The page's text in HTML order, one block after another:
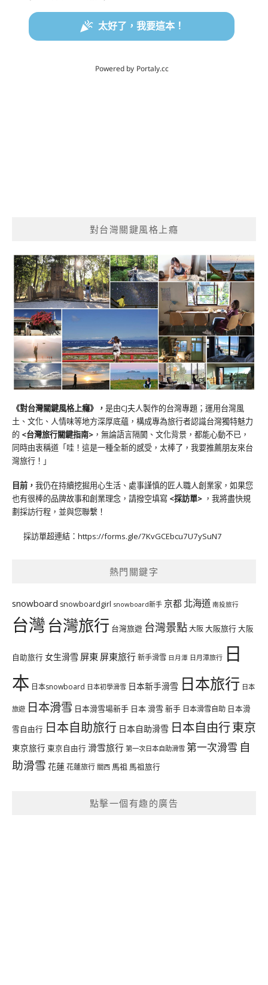
對台灣關鍵風格上癮
《對台灣關鍵風格上癮》 ， 是由CJ夫人製作的台灣專題；運用台灣風
土、文化、人情味等地方深厚底蘊，構成專為旅行者認識台灣獨特魅力
的 <台灣旅行關鍵指南> ，無論語言隔閡、文化背景，都能心動不已，
同時由衷稱道「哇！這是一種全新的感受，太棒了，我要推薦朋友來台
灣旅行！」
目前， 我仍在持續挖掘用心生活、處事謹慎的匠人職人創業家，如果您
也有很棒的品牌故事和創業理念，請撥空填寫 <採訪單> ，我將盡快規
劃採訪行程，並與您聯繫！
採訪單超連結： https://forms.gle/7KvGCEbcu7U7ySuN7
熱門關鍵字
snowboard snowboardgirl snowboard新手 京都 北海道 南投旅行
台灣台灣旅行 台灣旅遊 台灣景點大阪大阪旅行大阪
自助旅行 女生滑雪 屏東 屏東旅行新手滑雪 日月潭 日月潭旅行 日
本 日本snowboard 日本初學滑雪 日本新手滑雪 日本旅行 日本
旅遊 日本滑雪 日本滑雪場新手 日本 滑雪 新手 日本滑雪自助 日本滑
雪自由行 日本自助旅行 日本自助滑雪 日本自由行東京
東京旅行 東京自由行 滑雪旅行 第一次日本自助滑雪 第一次滑雪 自
助滑雪 花蓮花蓮旅行 關西 馬祖 馬祖旅行
點擊一個有趣的廣告